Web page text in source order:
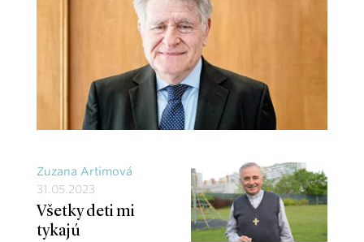
Zuzana Artimová
31.05.2023
Všetky deti mi
tykajú